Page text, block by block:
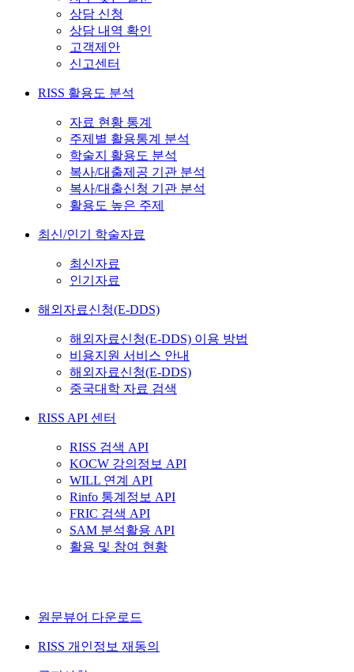
상담 신청
상담 내역 확인
고객제안
신고센터
RISS 활용도 분석
자료 현황 통계
주제별 활용통계 분석
학술지 활용도 분석
복사/대출제공 기관 분석
복사/대출신청 기관 분석
활용도 높은 주제
최신/인기 학술자료
최신자료
인기자료
해외자료신청(E-DDS)
해외자료신청(E-DDS) 이용 방법
비용지원 서비스 안내
해외자료신청(E-DDS)
중국대학 자료 검색
RISS API 센터
RISS 검색 API
KOCW 강의정보 API
WILL 연계 API
Rinfo 통계정보 API
FRIC 검색 API
SAM 분석활용 API
활용 및 참여 현황
원문뷰어 다운로드
RISS 개인정보 재동의